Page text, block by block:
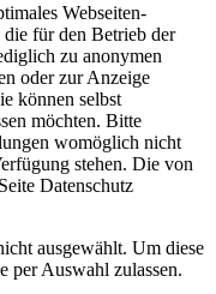
Webseiten-
für den Betrieb der
zu anonymen
oder zur Anzeige
können selbst
möchten. Bitte
womöglich nicht
stehen. Die von
Datenschutz
ausgewählt. Um diese
per Auswahl zulassen.